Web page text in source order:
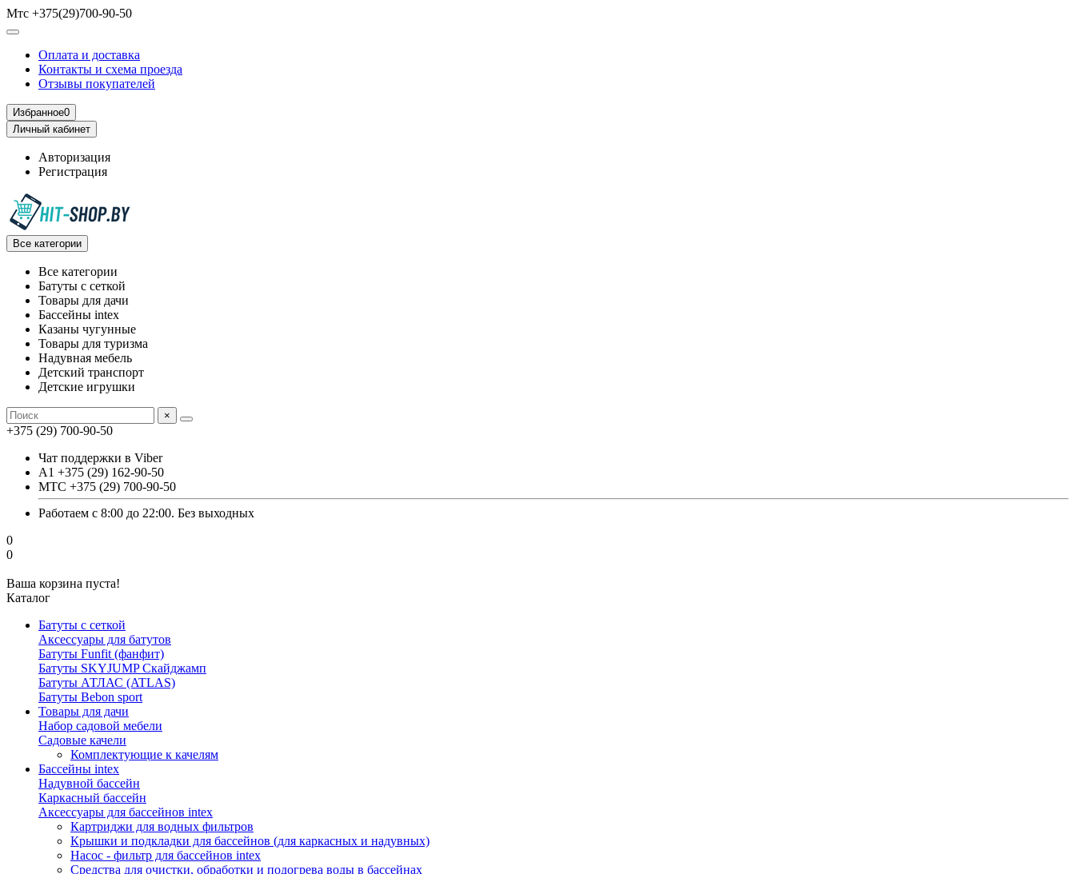
Мтс +375(29)700-90-50
Оплата и доставка
Контакты и схема проезда
Отзывы покупателей
Избранное0
Личный кабинет
Авторизация
Регистрация
Все категории
Все категории
Батуты с сеткой
Товары для дачи
Бассейны intex
Казаны чугунные
Товары для туризма
Надувная мебель
Детский транспорт
Детские игрушки
×
+375 (29) 700-90-50
Чат поддержки в Viber
А1 +375 (29) 162-90-50
МТС +375 (29) 700-90-50
Работаем с 8:00 до 22:00. Без выходных
0
0
Ваша корзина пуста!
Каталог
Батуты с сеткой
Аксессуары для батутов
Батуты Funfit (фанфит)
Батуты SKYJUMP Скайджамп
Батуты АТЛАС (ATLAS)
Батуты Вebon sport
Товары для дачи
Набор садовой мебели
Садовые качели
Комплектующие к качелям
Бассейны intex
Надувной бассейн
Каркасный бассейн
Аксессуары для бассейнов intex
Картриджи для водных фильтров
Крышки и подкладки для бассейнов (для каркасных и надувных)
Насос - фильтр для бассейнов intex
Средства для очистки, обработки и подогрева воды в бассейнах